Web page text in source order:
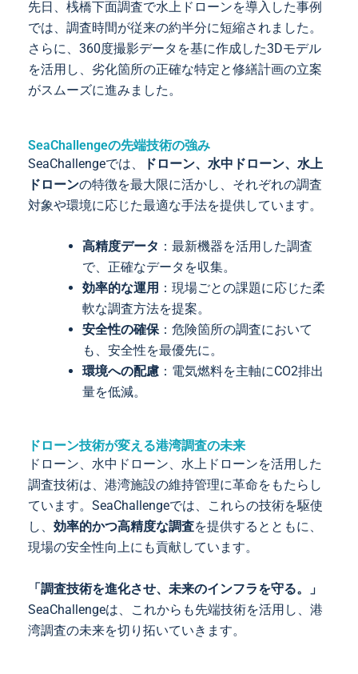
先日、桟橋下面調査で水上ドローンを導入した事例
では、調査時間が従来の約半分に短縮されました。
さらに、360度撮影データを基に作成した3Dモデル
を活用し、劣化箇所の正確な特定と修繕計画の立案
がスムーズに進みました。
SeaChallengeの先端技術の強み
SeaChallengeでは、
ドローン、水中ドローン、水上
ドローンの特徴を最大限に活かし、それぞれの調査
対象や環境に応じた最適な手法を提供しています。
高精度データ ：最新機器を活用した調査
で、正確なデータを収集。
効率的な運用 ：現場ごとの課題に応じた柔
軟な調査方法を提案。
安全性の確保：危険箇所の調査において
も、安全性を最優先に。
環境への配慮：電気燃料を主軸にCO2排出
量を低減。
ドローン技術が変える港湾調査の未来
ドローン、水中ドローン、水上ドローンを活用した
調査技術は、港湾施設の維持管理に革命をもたらし
ています。SeaChallengeでは、これらの技術を駆使
し、 効率的かつ高精度な調査を提供するとともに、
現場の安全性向上にも貢献しています。
「調査技術を進化させ、未来のインフラを守る。」
SeaChallengeは、これからも先端技術を活用し、港
湾調査の未来を切り拓いていきます。